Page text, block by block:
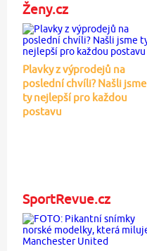
Ženy.cz
Plavky z výprodejů na
poslední chvíli? Našli jsme
ty nejlepší pro každou
postavu
SportRevue.cz